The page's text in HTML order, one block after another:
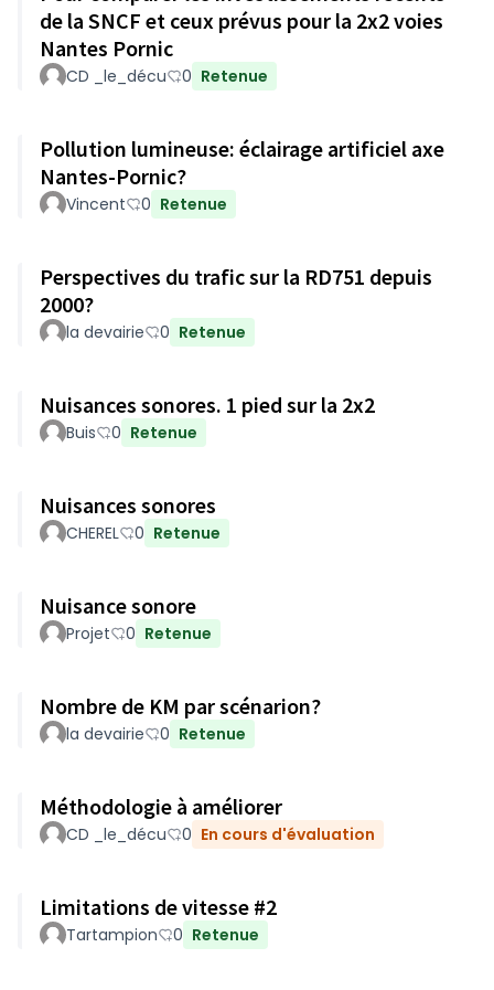
de la SNCF et ceux prévus pour la 2x2 voies
Nantes Pornic
CD _le_décu 0 Retenue
Pollution lumineuse: éclairage artificiel axe
Nantes-Pornic?
Vincent 0 Retenue
Perspectives du trafic sur la RD751 depuis
2000?
la devairie 0 Retenue
Nuisances sonores. 1 pied sur la 2x2
Buis 0 Retenue
Nuisances sonores
CHEREL 0 Retenue
Nuisance sonore
Projet 0 Retenue
Nombre de KM par scénarion?
la devairie 0 Retenue
Méthodologie à améliorer
CD _le_décu 0 En cours d'évaluation
Limitations de vitesse #2
Tartampion 0 Retenue